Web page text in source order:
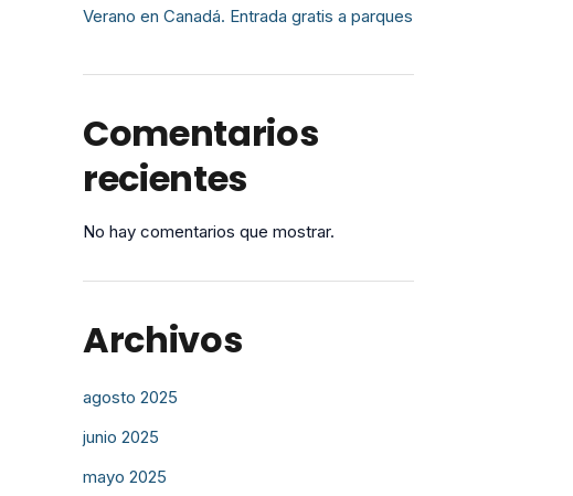
Verano en Canadá. Entrada gratis a parques
Comentarios
recientes
No hay comentarios que mostrar.
Archivos
agosto 2025
junio 2025
mayo 2025